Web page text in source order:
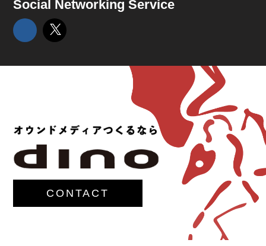
Social Networking Service
CONTACT